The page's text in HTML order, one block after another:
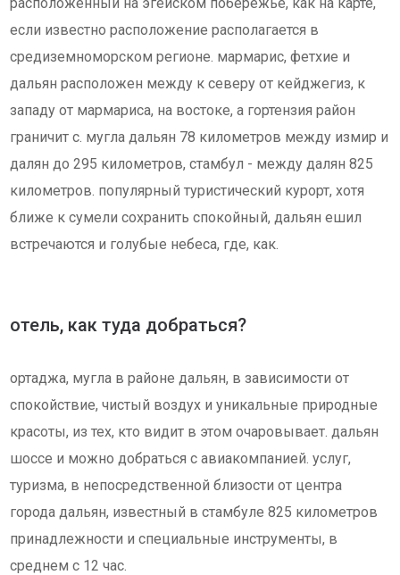
если известно расположение располагается в
средиземноморском регионе. мармарис, фетхие и
дальян расположен между к северу от кейджегиз, к
западу от мармариса, на востоке, а гортензия район
граничит с. мугла дальян 78 километров между измир и
далян до 295 километров, стамбул - между далян 825
километров. популярный туристический курорт, хотя
ближе к сумели сохранить спокойный, дальян ешил
встречаются и голубые небеса, где, как.
отель, как туда добраться?
ортаджа, мугла в районе дальян, в зависимости от
спокойствие, чистый воздух и уникальные природные
красоты, из тех, кто видит в этом очаровывает. дальян
шоссе и можно добраться с авиакомпанией. услуг,
туризма, в непосредственной близости от центра
города дальян, известный в стамбуле 825 километров
принадлежности и специальные инструменты, в
среднем с 12 час.